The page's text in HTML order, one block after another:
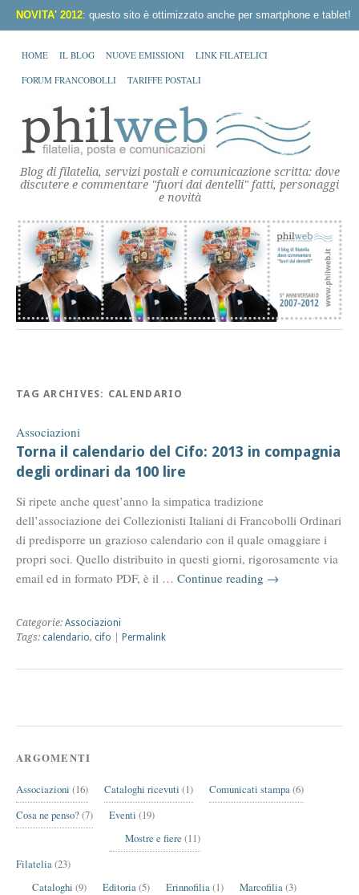
NOVITA' 2012: questo sito è ottimizzato anche per smartphone e tablet!
HOME IL BLOG NUOVE EMISSIONI LINK FILATELICI
FORUM FRANCOBOLLI TARIFFE POSTALI
Blog di filatelia, servizi postali e comunicazione scritta: dove
discutere e commentare "fuori dai dentelli" fatti, personaggi
e novità
TAG ARCHIVES: CALENDARIO
Associazioni
Torna il calendario del Cifo: 2013 in compagnia
degli ordinari da 100 lire
Si ripete anche quest’anno la simpatica tradizione
dell’associazione dei Collezionisti Italiani di Francobolli Ordinari
di predisporre un grazioso calendario con il quale omaggiare i
propri soci. Quello distribuito in questi giorni, rigorosamente via
email ed in formato PDF, è il … Continue reading →
Categorie: Associazioni
Tags: calendario, cifo Permalink
ARGOMENTI
Associazioni (16) Cataloghi ricevuti (1) Comunicati stampa (6)
Cosa ne penso?(7) Eventi (19)
Mostre e fiere (11)
Filatelia (23)
Cataloghi (9) Editoria (5) Erinnofilia (1) Marcofilia (3)